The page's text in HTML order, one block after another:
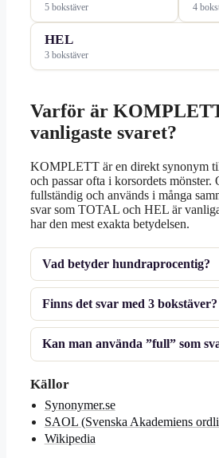
5 bokstäver 4
HEL
3 bokstäver
Varför är
vanligaste svaret?
KOMPLETT är en direkt synonym
och passar ofta i korsordets mönster.
fullständig och används i många
svar som TOTAL och HEL är
har den mest exakta betydelsen.
Vad betyder hundraprocentig?
Finns det svar med 3 bokstäver?
Kan man använda ”full” som
Källor
Synonymer.se
SAOL (Svenska Akademiens
Wikipedia